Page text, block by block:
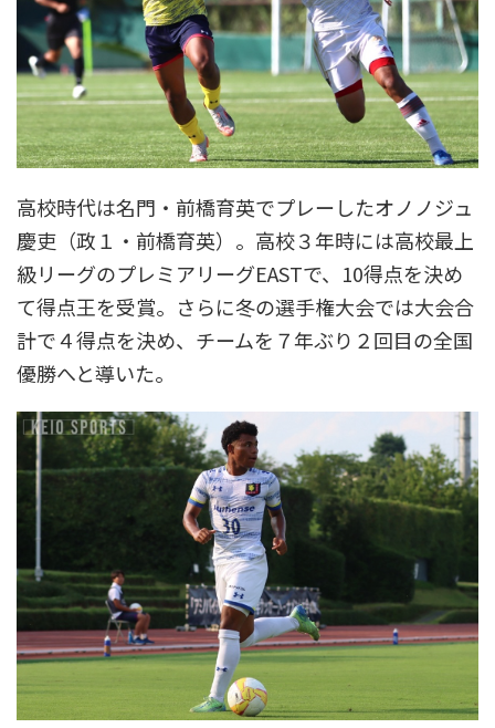
高校時代は名門・前橋育英でプレーしたオノノジュ
慶吏（政１・前橋育英）。高校３年時には高校最上
級リーグのプレミアリーグEASTで、10得点を決め
て得点王を受賞。さらに冬の選手権大会では大会合
計で４得点を決め、チームを７年ぶり２回目の全国
優勝へと導いた。